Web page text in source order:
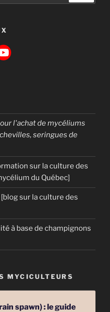
l'achat de mycéliums
seringues de
sur la culture des
du Québec]
[blog sur la culture des
à base de champignons
MYCICULTEURS
spawn) : le guide